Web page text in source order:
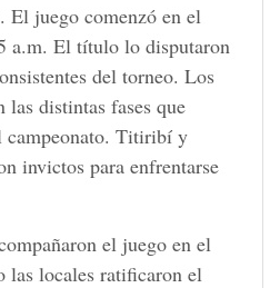
El juego comenzó en el
a.m. El título lo disputaron
del torneo. Los
las distintas fases que
campeonato. Titiribí y
invictos para enfrentarse
el juego en el
las locales ratificaron el